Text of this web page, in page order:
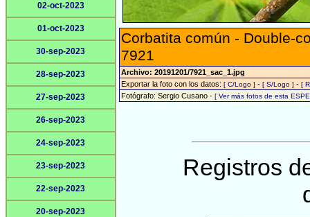
02-oct-2023
01-oct-2023
30-sep-2023
28-sep-2023
27-sep-2023
26-sep-2023
24-sep-2023
23-sep-2023
22-sep-2023
20-sep-2023
Corbatita común - Double-
7921
Archivo: 20191201/7921_sac_1.jpg
Exportar la foto con los datos: [ C/Logo ] - [ S/Logo ] - [
Fotógrafo: Sergio Cusano - [ Ver más fotos de esta
Registros